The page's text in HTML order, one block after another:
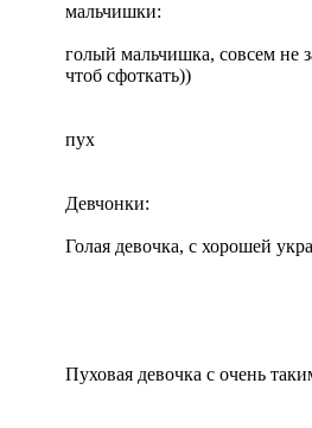
мальчишки:
голый мальчишка, совсем не
чтоб сфоткать))
пух
Девчонки:
Голая девочка, с хорошей
Пуховая девочка с очень